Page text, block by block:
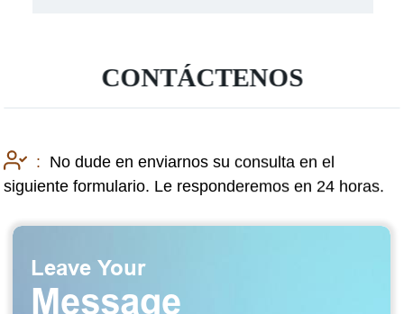
CONTÁCTENOS
: No dude en enviarnos su consulta en el
siguiente formulario. Le responderemos en 24 horas.